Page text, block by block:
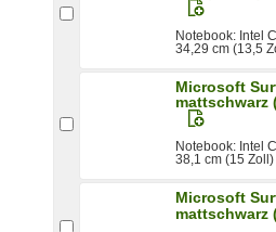
Notebook: Intel
34,29 cm (13,5
Microsoft
mattschwarz
Notebook: Intel
38,1 cm (15
Microsoft
mattschwarz